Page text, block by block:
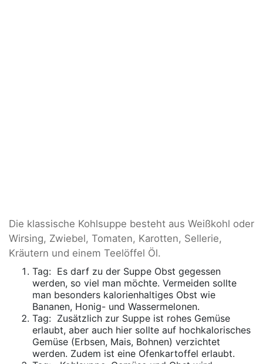
Die klassische Kohlsuppe besteht aus Weißkohl oder
Wirsing, Zwiebel, Tomaten, Karotten, Sellerie,
Kräutern und einem Teelöffel Öl.
Tag: Es darf zu der Suppe Obst gegessen
werden, so viel man möchte. Vermeiden sollte
man besonders kalorienhaltiges Obst wie
Bananen, Honig- und Wassermelonen.
Tag: Zusätzlich zur Suppe ist rohes Gemüse
erlaubt, aber auch hier sollte auf hochkalorisches
Gemüse (Erbsen, Mais, Bohnen) verzichtet
werden. Zudem ist eine Ofenkartoffel erlaubt.